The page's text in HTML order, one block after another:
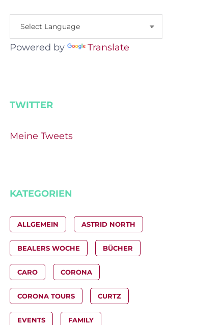
Powered by Translate
TWITTER
Meine Tweets
KATEGORIEN
ALLGEMEIN ASTRID NORTH
BEALERS WOCHE BÜCHER
CARO CORONA
CORONA TOURS CURTZ
EVENTS FAMILY